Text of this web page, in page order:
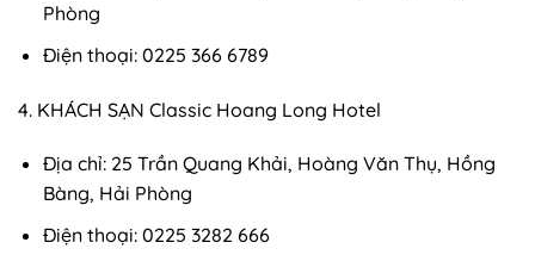
Phòng
Điện thoại: 0225 366 6789
4. KHÁCH SẠN Classic Hoang Long Hotel
Địa chỉ: 25 Trần Quang Khải, Hoàng Văn Thụ, Hồng
Bàng, Hải Phòng
Điện thoại: 0225 3282 666